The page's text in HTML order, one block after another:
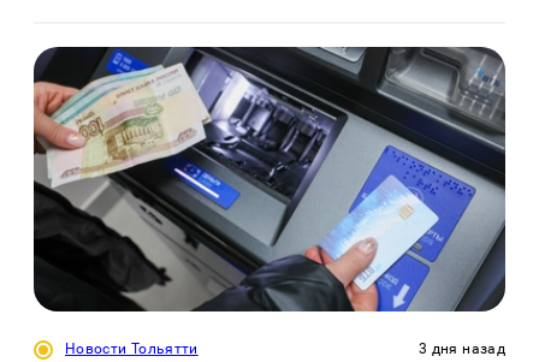
Новости Тольятти 3 дня назад